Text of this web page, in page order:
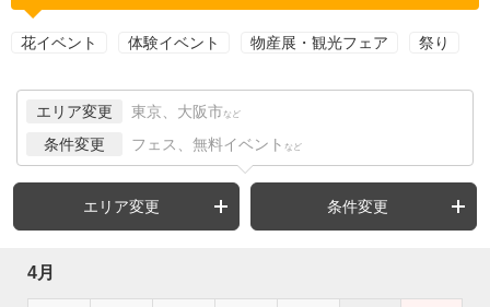
花イベント 体験イベント 物産展・観光フェア 祭り
エリア変更 東京、大阪市 など
条件変更 フェス、無料イベント など
エリア変更 条件変更
4月